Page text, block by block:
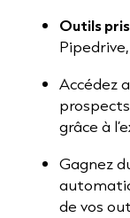
Outils
Accédez
grâce à
Gagnez
de vos